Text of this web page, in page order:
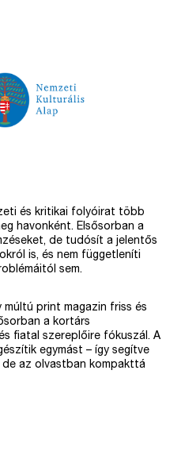
és kritikai folyóirat több
havonként. Elsősorban a
de tudósít a jelentős
is, és nem függetleníti
sem.
múltú print magazin friss és
a kortárs
fiatal szereplőire fókuszál. A
egymást – így segítve
az olvastban kompakttá